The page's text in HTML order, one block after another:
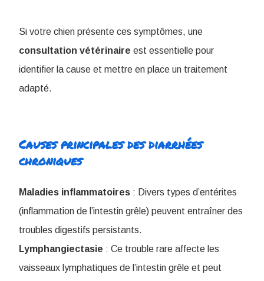
Si votre chien présente ces symptômes, une
consultation vétérinaire est essentielle pour
identifier la cause et mettre en place un traitement
adapté.
Causes principales des diarrhées
chroniques
Maladies inflammatoires : Divers types d’entérites
(inflammation de l’intestin grêle) peuvent entraîner des
troubles digestifs persistants.
Lymphangiectasie : Ce trouble rare affecte les
vaisseaux lymphatiques de l’intestin grêle et peut